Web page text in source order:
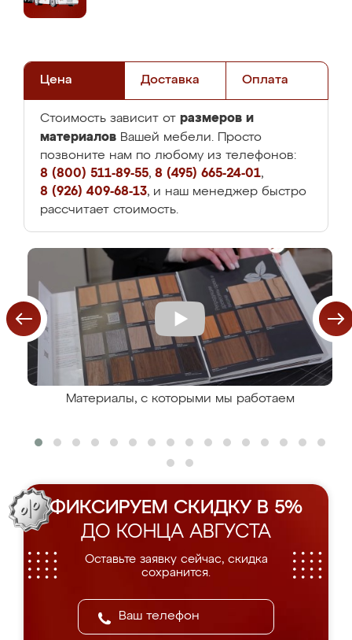
Цена Доставка Оплата
Стоимость зависит от размеров и
материалов Вашей мебели. Просто
позвоните нам по любому из телефонов:
8 (800) 511-89-55, 8 (495) 665-24-01,
8 (926) 409-68-13, и наш менеджер быстро
рассчитает стоимость.
Материалы, с которыми мы работаем
ФИКСИРУЕМ СКИДКУ В 5%
ДО КОНЦА АВГУСТА
Оставьте заявку сейчас, скидка
сохранится.